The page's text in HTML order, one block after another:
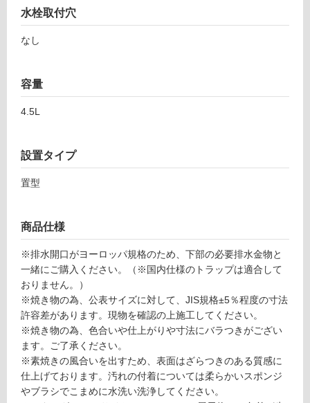
屋
外
床・
室
床・
駐
場
し
て
い
る
適
し
て
い
る
が
注
水栓取付穴
なし
容量
4.5L
設置タイプ
置型
商品仕様
※排水開口がヨーロッパ規格のため、下部の必要排水金物と
一緒にご購入ください。（※国内仕様のトラップは適合して
おりません。）
※焼き物の為、公表サイズに対して、JIS規格±5％程度の寸法
許容差があります。現物を確認の上施工してください。
※焼き物の為、色合いや仕上がりや寸法にバラつきがござい
ます。ご了承ください。
※素焼きの風合いを出すため、表面はざらつきのある質感に
仕上げております。汚れの付着については柔らかいスポンジ
やブラシでこまめに水洗い洗浄してください。